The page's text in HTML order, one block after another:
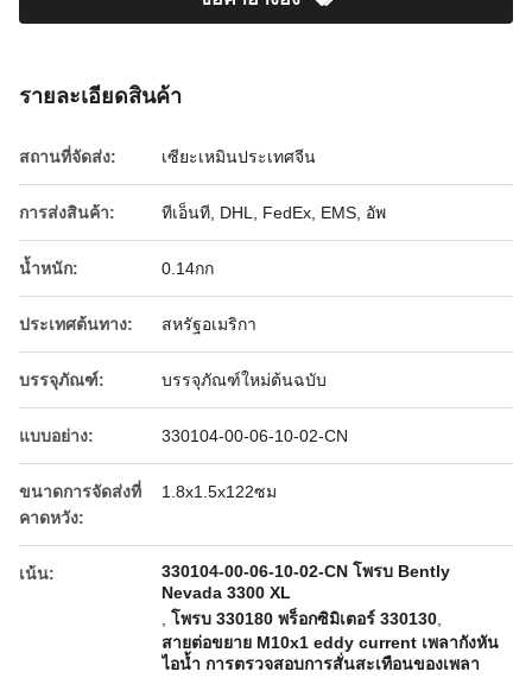
รายละเอียดสินค้า
สถานที่จัดส่ง: เซียะเหมินประเทศจีน
การส่งสินค้า: ทีเอ็นที, DHL, FedEx, EMS, อัพ
น้ำหนัก: 0.14กก
ประเทศต้นทาง: สหรัฐอเมริกา
บรรจุภัณฑ์: บรรจุภัณฑ์ใหม่ต้นฉบับ
แบบอย่าง: 330104-00-06-10-02-CN
ขนาดการจัดส่งที่
คาดหวัง:
1.8x1.5x122ซม
เน้น:
330104-00-06-10-02-CN โพรบ Bently
Nevada 3300 XL
โพรบ 330180 พร็อกซิมิเตอร์ 330130
สายต่อขยาย M10x1 eddy current เพลากังหัน
ไอน้ำ การตรวจสอบการสั่นสะเทือนของเพลา